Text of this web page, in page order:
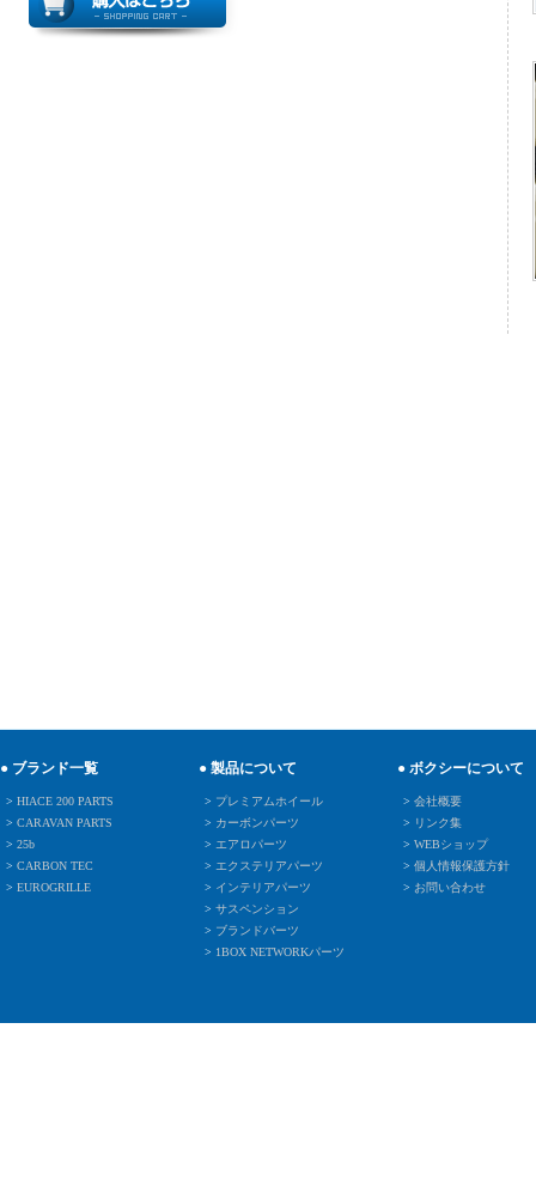
● ブランド一覧
> HIACE 200 PARTS
> CARAVAN PARTS
> 25b
> CARBON TEC
> EUROGRILLE
● 製品について
> プレミアムホイール
> カーボンパーツ
> エアロパーツ
> エクステリアパーツ
> インテリアパーツ
> サスペンション
> ブランドバーツ
> 1BOX NETWORKパーツ
● ボクシーについて
> 会社概要
> リンク集
> WEBショップ
> 個人情報保護方針
> お問い合わせ